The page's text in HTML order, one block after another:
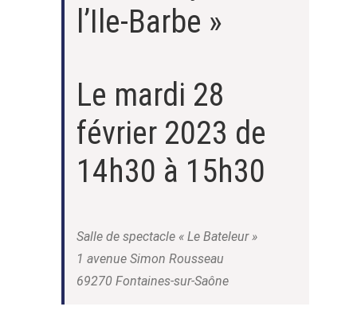
l’Ile-Barbe »
Le mardi 28
février 2023 de
14h30 à 15h30
Salle de spectacle « Le Bateleur »
1 avenue Simon Rousseau
69270 Fontaines-sur-Saône